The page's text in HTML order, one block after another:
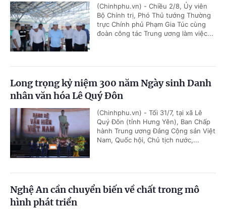
(Chinhphu.vn) - Chiều 2/8, Ủy viên
Bộ Chính trị, Phó Thủ tướng Thường
trực Chính phủ Phạm Gia Túc cùng
đoàn công tác Trung ương làm việc...
Long trọng kỷ niệm 300 năm Ngày sinh Danh
nhân văn hóa Lê Quý Đôn
(Chinhphu.vn) - Tối 31/7, tại xã Lê
Quý Đôn (tỉnh Hưng Yên), Ban Chấp
hành Trung ương Đảng Cộng sản Việt
Nam, Quốc hội, Chủ tịch nước,...
Nghệ An cần chuyển biến về chất trong mô
hình phát triển